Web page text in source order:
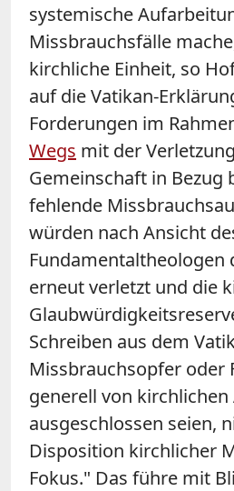
systemische
Missbrauchsfälle
kirchliche Einheit, so
auf die Vatikan-
Forderungen im
Wegs mit der
Gemeinschaft in Bezug
fehlende
würden nach Ansicht
Fundamentaltheologen
erneut verletzt und die
Schreiben aus dem
Missbrauchsopfer oder
generell von
ausgeschlossen seien,
Disposition kirchlicher
Fokus." Das führe mit